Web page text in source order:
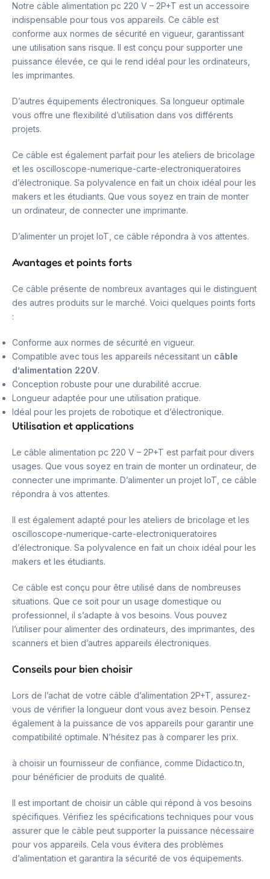
Notre câble alimentation pc 220 V – 2P+T est un accessoire
indispensable pour tous vos appareils. Ce câble est
conforme aux normes de sécurité en vigueur, garantissant
une utilisation sans risque. Il est conçu pour supporter une
puissance élevée, ce qui le rend idéal pour les ordinateurs,
les imprimantes.
D’autres équipements électroniques. Sa longueur optimale
vous offre une flexibilité d’utilisation dans vos différents
projets.
Ce câble est également parfait pour les ateliers de bricolage
et les oscilloscope-numerique-carte-electroniqueratoires
d’électronique. Sa polyvalence en fait un choix idéal pour les
makers et les étudiants. Que vous soyez en train de monter
un ordinateur, de connecter une imprimante.
D’alimenter un projet IoT, ce câble répondra à vos attentes.
Avantages et points forts
Ce câble présente de nombreux avantages qui le distinguent
des autres produits sur le marché. Voici quelques points forts
:
Conforme aux normes de sécurité en vigueur.
Compatible avec tous les appareils nécessitant un câble
d’alimentation 220V.
Conception robuste pour une durabilité accrue.
Longueur adaptée pour une utilisation pratique.
Idéal pour les projets de robotique et d’électronique.
Utilisation et applications
Le câble alimentation pc 220 V – 2P+T est parfait pour divers
usages. Que vous soyez en train de monter un ordinateur, de
connecter une imprimante. D’alimenter un projet IoT, ce câble
répondra à vos attentes.
Il est également adapté pour les ateliers de bricolage et les
oscilloscope-numerique-carte-electroniqueratoires
d’électronique. Sa polyvalence en fait un choix idéal pour les
makers et les étudiants.
Ce câble est conçu pour être utilisé dans de nombreuses
situations. Que ce soit pour un usage domestique ou
professionnel, il s’adapte à vos besoins. Vous pouvez
l’utiliser pour alimenter des ordinateurs, des imprimantes, des
scanners et bien d’autres appareils électroniques.
Conseils pour bien choisir
Lors de l’achat de votre câble d’alimentation 2P+T, assurez-
vous de vérifier la longueur dont vous avez besoin. Pensez
également à la puissance de vos appareils pour garantir une
compatibilité optimale. N’hésitez pas à comparer les prix.
à choisir un fournisseur de confiance, comme Didactico.tn,
pour bénéficier de produits de qualité.
Il est important de choisir un câble qui répond à vos besoins
spécifiques. Vérifiez les spécifications techniques pour vous
assurer que le câble peut supporter la puissance nécessaire
pour vos appareils. Cela vous évitera des problèmes
d’alimentation et garantira la sécurité de vos équipements.